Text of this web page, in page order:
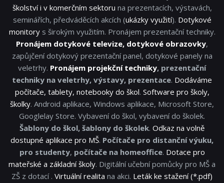
školství i v komerčním sektoru na prezentacích, výstavách,
seminářích, předváděcích akcích (ukázky využití). Dotykové
monitorys širokým využitím. Pronájem prezentační techniky.
Pronájem dotykové televize, dotykové obrazovky,
zapůjčení dotykový prezentační panel, dotykové panely na
veletrhy. Pronájem projekční techniky, prezentační
techniky na veletrhy, výstavy, prezentace. Dodáváme
počítače, tablety, notebooky do škol. Software pro školy,
školky. Android aplikace, Windows aplikace, Microsoft Store,
Googlelay Store. Vybavení do škol, vybavení do školek.
Šablony do škol, šablony do školek. Odkaz na volně
dostupné aplikace pro MŠ. Počítače pro distanční výuku,
pro studenty, počítače na homeoffice. Dotace pro
mateřské a základní školy. Digitální učební pomůcky pro MŠ a
ZŠ z dotací . Virtuální realita na akci. Leták ke stažení (*.pdf)